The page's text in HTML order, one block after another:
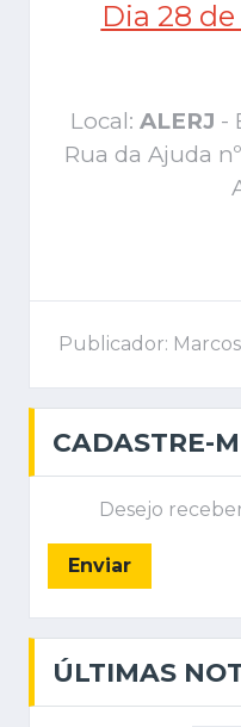
Dia 28
Local: ALERJ -
Rua da Ajuda
Publicador: Marcos
CADASTRE-
Desejo
Enviar
ÚLTIMAS